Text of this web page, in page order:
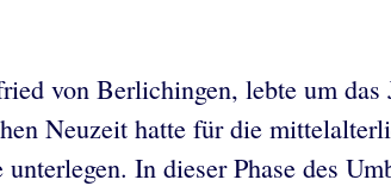
von Berlichingen, lebte um
Neuzeit hatte für die
In dieser Phase des